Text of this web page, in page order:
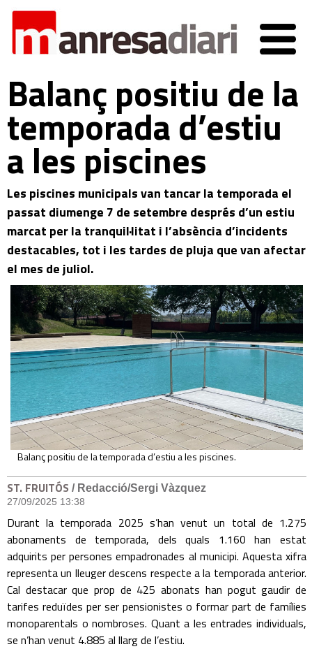
Balanç positiu de la
temporada d’estiu
a les piscines
Les piscines municipals van tancar la temporada el
passat diumenge 7 de setembre després d’un estiu
marcat per la tranquil·litat i l’absència d’incidents
destacables, tot i les tardes de pluja que van afectar
el mes de juliol.
Balanç positiu de la temporada d’estiu a les piscines.
ST. FRUITÓS / Redacció/Sergi Vàzquez
27/09/2025 13:38
Durant la temporada 2025 s’han venut un total de 1.275
abonaments de temporada, dels quals 1.160 han estat
adquirits per persones empadronades al municipi. Aquesta xifra
representa un lleuger descens respecte a la temporada anterior.
Cal destacar que prop de 425 abonats han pogut gaudir de
tarifes reduïdes per ser pensionistes o formar part de famílies
monoparentals o nombroses. Quant a les entrades individuals,
se n’han venut 4.885 al llarg de l’estiu.